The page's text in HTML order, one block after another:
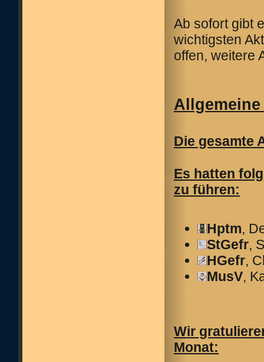
Ab sofort gibt
wichtigsten
offen, weitere
Die gesamte
Es hatten
zu führen:
Hptm,
StGefr,
HGefr,
MusV,
Wir
Monat: